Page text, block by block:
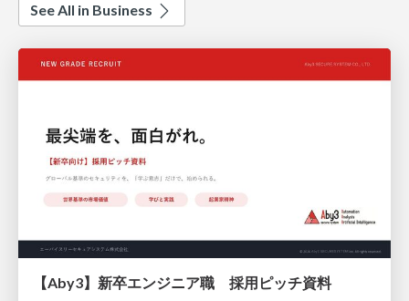
See All in Business
【Aby3】新卒エンジニア職 採用ピッチ資料